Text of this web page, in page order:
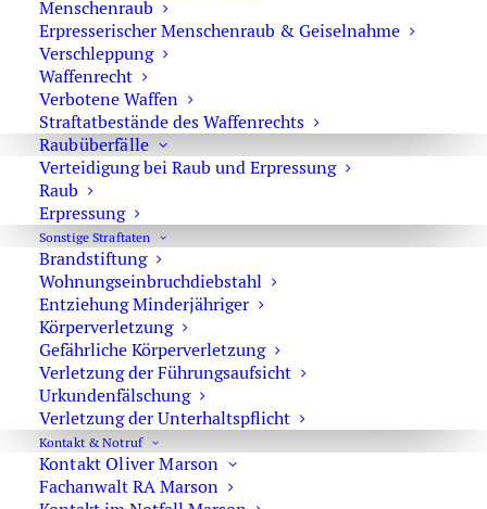
Menschenraub
Erpresserischer Menschenraub & Geiselnahme
Verschleppung
Waffenrecht
Verbotene Waffen
Straftatbestände des Waffenrechts
Raubüberfälle
Verteidigung bei Raub und Erpressung
Raub
Erpressung
Sonstige Straftaten
Brandstiftung
Wohnungs­einbruchdiebstahl
Entziehung Minderjähriger
Körperverletzung
Gefährliche Körperverletzung
Verletzung der Führungsaufsicht
Urkundenfälschung
Verletzung der Unterhaltspflicht
Kontakt & Notruf
Kontakt Oliver Marson
Fachanwalt RA Marson
können Sie ihnen anvertrauen.
Rechtsanwalt Oliver Marson
Adresse: Kurfürstendamm 66, 10707 Berlin
Telefon: +49 30 720 22 970
Fax +49 30 720 22 771
E-Mail:marson@anwaltmarson.de
Hilfe im Notfall
Sie können sich im Notfall rund um die Uhr an uns
wenden. Bitte wählen Sie:
Typische Notfälle sind: Festnahme, Anordnung der
Untersuchungshaft oder Hausdurchsuchungen.